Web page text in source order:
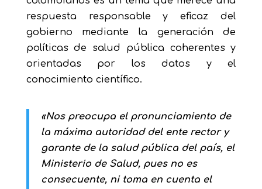
respuesta responsable y eficaz del
gobierno mediante la generación de
políticas de salud pública coherentes y
orientadas por los datos y el
conocimiento científico.
«Nos preocupa el pronunciamiento de
la máxima autoridad del ente rector y
garante de la salud pública del país, el
Ministerio de Salud, pues no es
consecuente, ni toma en cuenta el